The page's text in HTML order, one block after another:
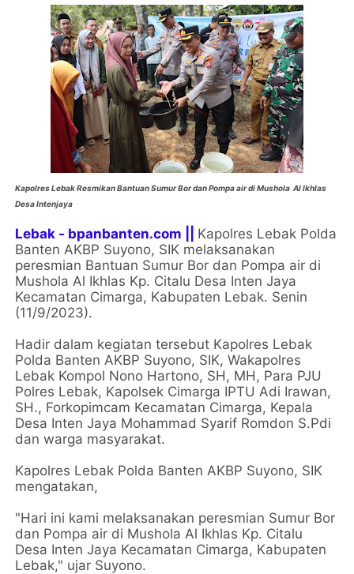
Kapolres Lebak Resmikan Bantuan Sumur Bor dan Pompa air di Mushola Al Ikhlas
Desa Intenjaya
Lebak - bpanbanten.com || Kapolres Lebak Polda
Banten AKBP Suyono, SIK melaksanakan
peresmian Bantuan Sumur Bor dan Pompa air di
Mushola Al Ikhlas Kp. Citalu Desa Inten Jaya
Kecamatan Cimarga, Kabupaten Lebak. Senin
(11/9/2023).
Hadir dalam kegiatan tersebut Kapolres Lebak
Polda Banten AKBP Suyono, SIK, Wakapolres
Lebak Kompol Nono Hartono, SH, MH, Para PJU
Polres Lebak, Kapolsek Cimarga IPTU Adi Irawan,
SH., Forkopimcam Kecamatan Cimarga, Kepala
Desa Inten Jaya Mohammad Syarif Romdon S.Pdi
dan warga masyarakat.
Kapolres Lebak Polda Banten AKBP Suyono, SIK
mengatakan,
"Hari ini kami melaksanakan peresmian Sumur Bor
dan Pompa air di Mushola Al Ikhlas Kp. Citalu
Desa Inten Jaya Kecamatan Cimarga, Kabupaten
Lebak," ujar Suyono.